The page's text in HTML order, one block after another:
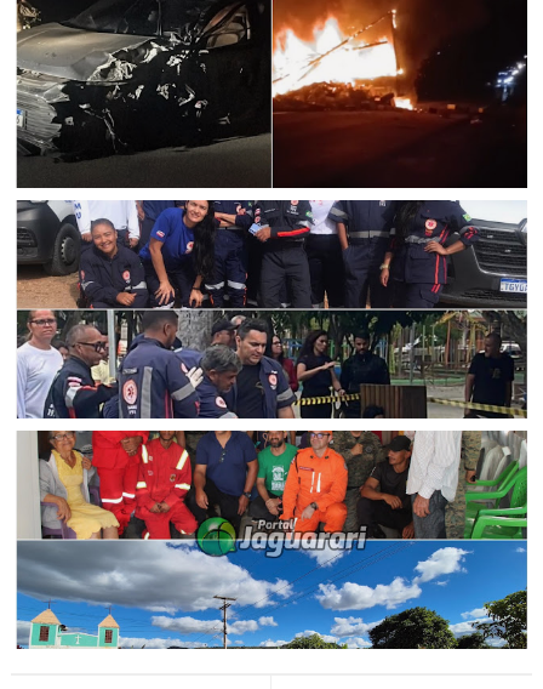
ACIDENTE
Trecho da BR 407 é interditada após acidente e caminhão
pegar fogo em Filadélfia (BA)
CORPO DE BOMBEIROS
Equipe do SAMU de Jaguarari participa de simulado de
incidente com múltiplas vítimas em Senhor do Bonfim